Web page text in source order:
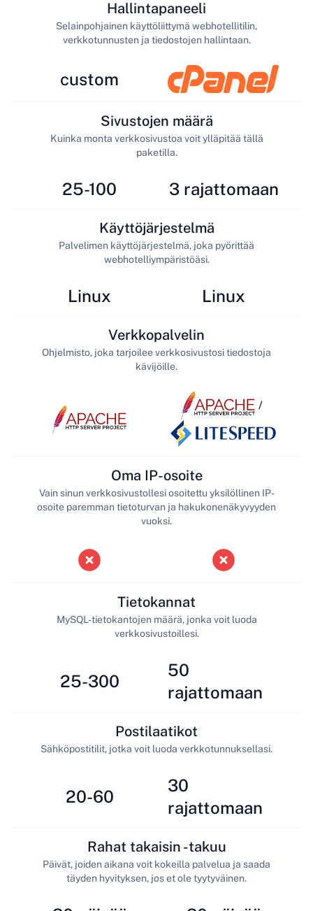
custom
Hallintapaneeli
Selainpohjainen käyttöliittymä webhotellitilin,
verkkotunnusten ja tiedostojen hallintaan.
25-100
Sivustojen määrä
Kuinka monta verkkosivustoa voit ylläpitää tällä
paketilla.
3 rajattomaan
Linux
Käyttöjärjestelmä
Palvelimen käyttöjärjestelmä, joka pyörittää
webhotelliympäristöäsi.
Linux
Verkkopalvelin
Ohjelmisto, joka tarjoilee verkkosivustosi tiedostoja
kävijöille.
/
Oma IP-osoite
Vain sinun verkkosivustollesi osoitettu yksilöllinen IP-
osoite paremman tietoturvan ja hakukonenäkyvyyden
vuoksi.
25-300
Tietokannat
MySQL-tietokantojen määrä, jonka voit luoda
verkkosivustoillesi.
50
rajattomaan
20-60
Postilaatikot
Sähköpostitilit, jotka voit luoda verkkotunnuksellasi.
30
rajattomaan
Rahat takaisin -takuu
Päivät, joiden aikana voit kokeilla palvelua ja saada
täyden hyvityksen, jos et ole tyytyväinen.